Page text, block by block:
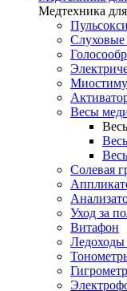
Медтехника
Слуховые
Весы
Солевая
Уход за
Витафон